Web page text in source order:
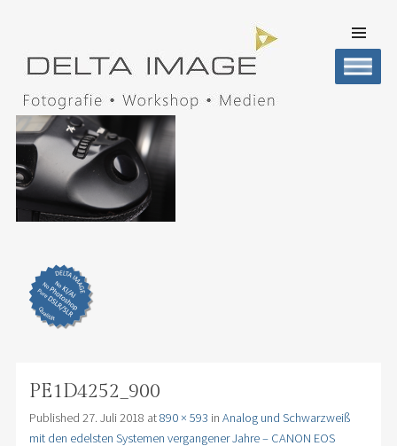
CONTENT
PE1D4252_900
Published 27. Juli 2018 at890 × 593 in Analog und Schwarzweiß
mit den edelsten Systemen vergangener Jahre – CANON EOS